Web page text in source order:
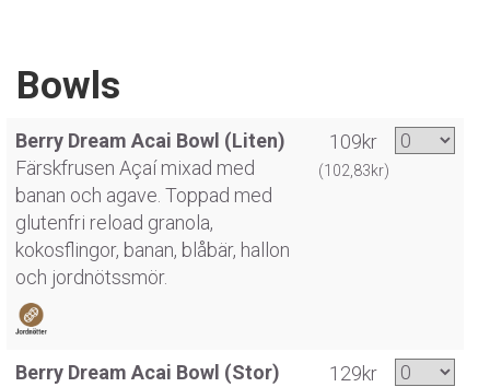
Bowls
Berry Dream Acai Bowl (Liten)
Färskfrusen Açaí mixad med
banan och agave. Toppad med
glutenfri reload granola,
kokosflingor, banan, blåbär, hallon
och jordnötssmör.
109kr
(102,83kr)
Berry Dream Acai Bowl (Stor)
129kr